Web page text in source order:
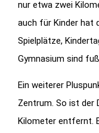
nur etwa zwei
auch für Kinder hat
Spielplätze,
Gymnasium sind
Ein weiterer
Zentrum. So ist der
Kilometer entfernt.